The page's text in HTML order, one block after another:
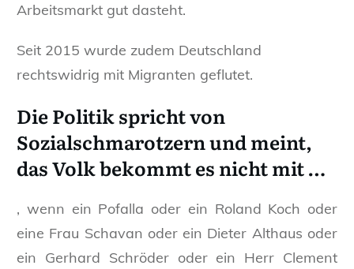
Arbeitsmarkt gut dasteht.
Seit 2015 wurde zudem Deutschland
rechtswidrig mit Migranten geflutet.
Die Politik spricht von
Sozialschmarotzern und meint,
das Volk bekommt es nicht mit …
, wenn ein Pofalla oder ein Roland Koch oder
eine Frau Schavan oder ein Dieter Althaus oder
ein Gerhard Schröder oder ein Herr Clement